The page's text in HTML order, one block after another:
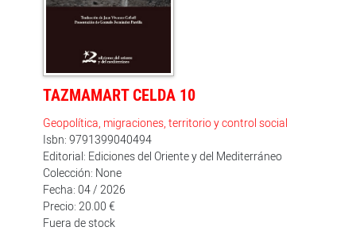
TAZMAMART CELDA 10
Geopolítica, migraciones, territorio y control social
Isbn: 9791399040494
Editorial: Ediciones del Oriente y del Mediterráneo
Colección: None
Fecha: 04 / 2026
Precio: 20.00 €
Fuera de stock